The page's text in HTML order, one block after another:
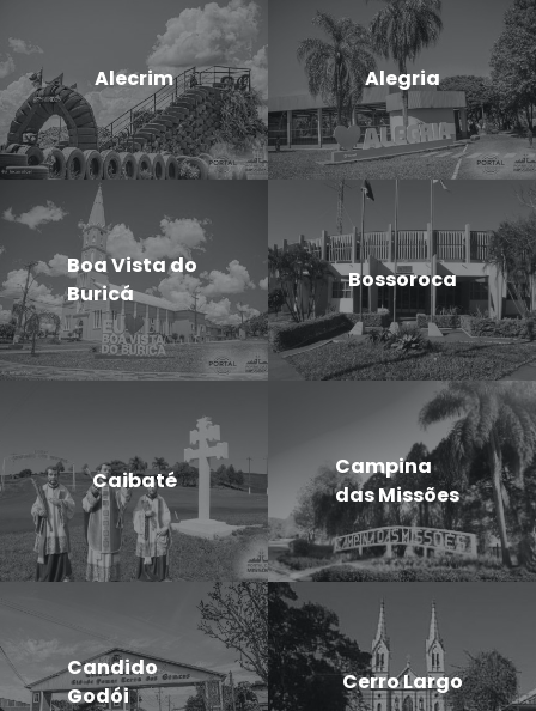
Alecrim Alegria
Boa Vista do
Buricá
Bossoroca
Caibaté
Campina
das Missões
Candido
Godói
Cerro Largo